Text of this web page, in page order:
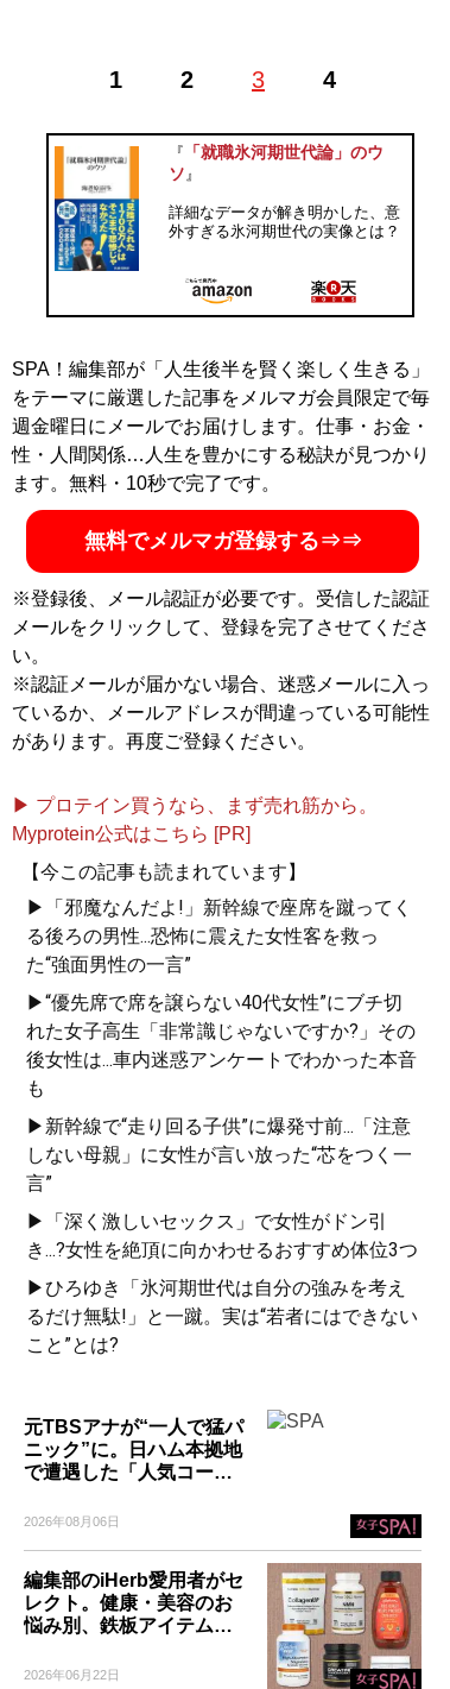
1 2 3 4
『 「就職氷河期世代論」のウ
ソ』
詳細なデータが解き明かした、意
外すぎる氷河期世代の実像とは？
SPA！編集部が「人生後半を賢く楽しく生きる」
をテーマに厳選した記事をメルマガ会員限定で毎
週金曜日にメールでお届けします。仕事・お金・
性・人間関係…人生を豊かにする秘訣が見つかり
ます。無料・10秒で完了です。
無料でメルマガ登録する⇒⇒
※登録後、メール認証が必要です。受信した認証
メールをクリックして、登録を完了させてくださ
い。
※認証メールが届かない場合、迷惑メールに入っ
ているか、メールアドレスが間違っている可能性
があります。再度ご登録ください。
▶ プロテイン買うなら、まず売れ筋から。
Myprotein公式はこちら [PR]
【今この記事も読まれています】
▶「邪魔なんだよ!」新幹線で座席を蹴ってく
る後ろの男性...恐怖に震えた女性客を救っ
た“強面男性の一言”
▶“優先席で席を譲らない40代女性”にブチ切
れた女子高生「非常識じゃないですか?」その
後女性は...車内迷惑アンケートでわかった本音
も
▶新幹線で“走り回る子供”に爆発寸前...「注意
しない母親」に女性が言い放った“芯をつく一
言”
▶「深く激しいセックス」で女性がドン引
き...?女性を絶頂に向かわせるおすすめ体位3つ
▶ひろゆき「氷河期世代は自分の強みを考え
るだけ無駄!」と一蹴。実は“若者にはできない
こと”とは?
元TBSアナが“一人で猛パ
ニック”に。日ハム本拠地
で遭遇した「人気コー…
2026年08月06日
編集部のiHerb愛用者がセ
レクト。健康・美容のお
悩み別、鉄板アイテム…
2026年06月22日